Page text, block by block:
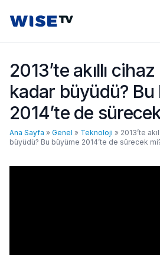
Wise TV
2013’te akıllı
kadar büyüdü?
2014’te de
Ana Sayfa » Genel » Teknoloji » 2013’te
büyüdü? Bu büyüme 2014’te de sürecek